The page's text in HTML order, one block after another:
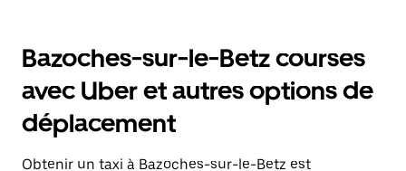
Bazoches-sur-le-Betz courses
avec Uber et autres options de
déplacement
Obtenir un taxi à Bazoches-sur-le-Betz est